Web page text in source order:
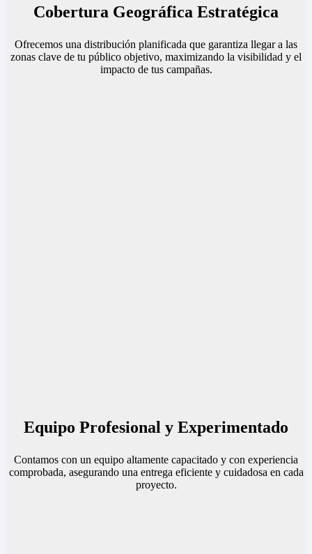
Cobertura Geográfica Estratégica
Ofrecemos una distribución planificada que garantiza llegar a las
zonas clave de tu público objetivo, maximizando la visibilidad y el
impacto de tus campañas.
Equipo Profesional y Experimentado
Contamos con un equipo altamente capacitado y con experiencia
comprobada, asegurando una entrega eficiente y cuidadosa en cada
proyecto.